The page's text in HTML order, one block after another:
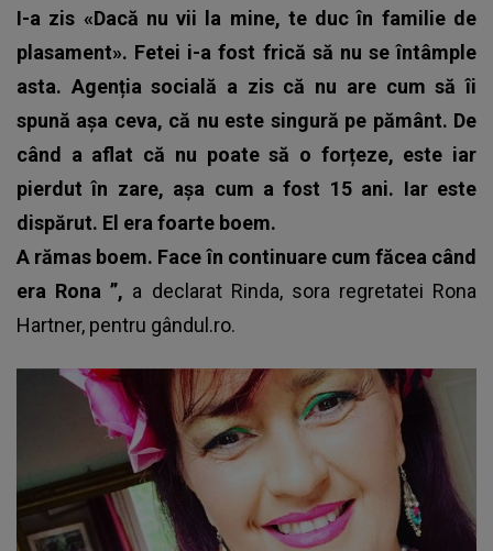
I-a zis «Dacă nu vii la mine, te duc în familie de
plasament». Fetei i-a fost frică să nu se întâmple
asta. Agenția socială a zis că nu are cum să îi
spună așa ceva, că nu este singură pe pământ. De
când a aflat că nu poate să o forțeze, este iar
pierdut în zare, așa cum a fost 15 ani. Iar este
dispărut. El era foarte boem.
A rămas boem. Face în continuare cum făcea când
era Rona”, a declarat Rinda, sora regretatei Rona
Hartner, pentru gândul.ro.